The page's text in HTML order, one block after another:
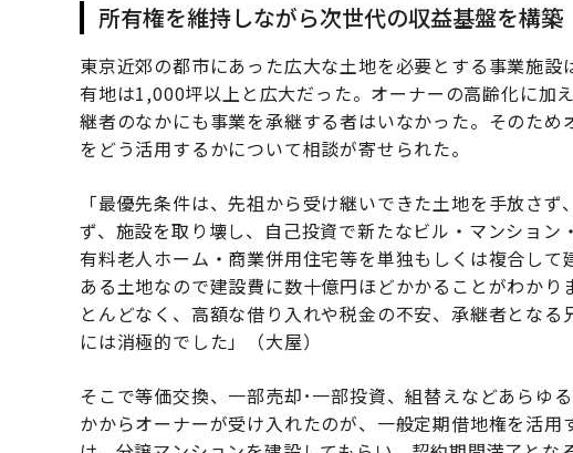
所有権を維持しながら次世代の収益基盤を構築
東京近郊の都市にあった広大な土地を必要とする事業施
有地は1,000坪以上と広大だった。オーナーの高齢化に加
継者のなかにも事業を承継する者はいなかった。そのた
をどう活用するかについて相談が寄せられた。
「最優先条件は、先祖から受け継いできた土地を手放さ
ず、施設を取り壊し、自己投資で新たなビル・マンショ
有料老人ホーム・商業併用住宅等を単独もしくは複合し
ある土地なので建設費に数十億円ほどかかることがわか
とんどなく、高額な借り入れや税金の不安、承継者とな
には消極的でした」（大屋）
そこで等価交換、一部売却･一部投資、組替えなどあらゆ
かからオーナーが受け入れたのが、一般定期借地権を活